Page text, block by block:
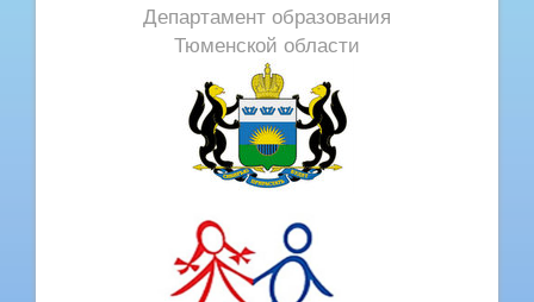
Департамент образования
Тюменской области